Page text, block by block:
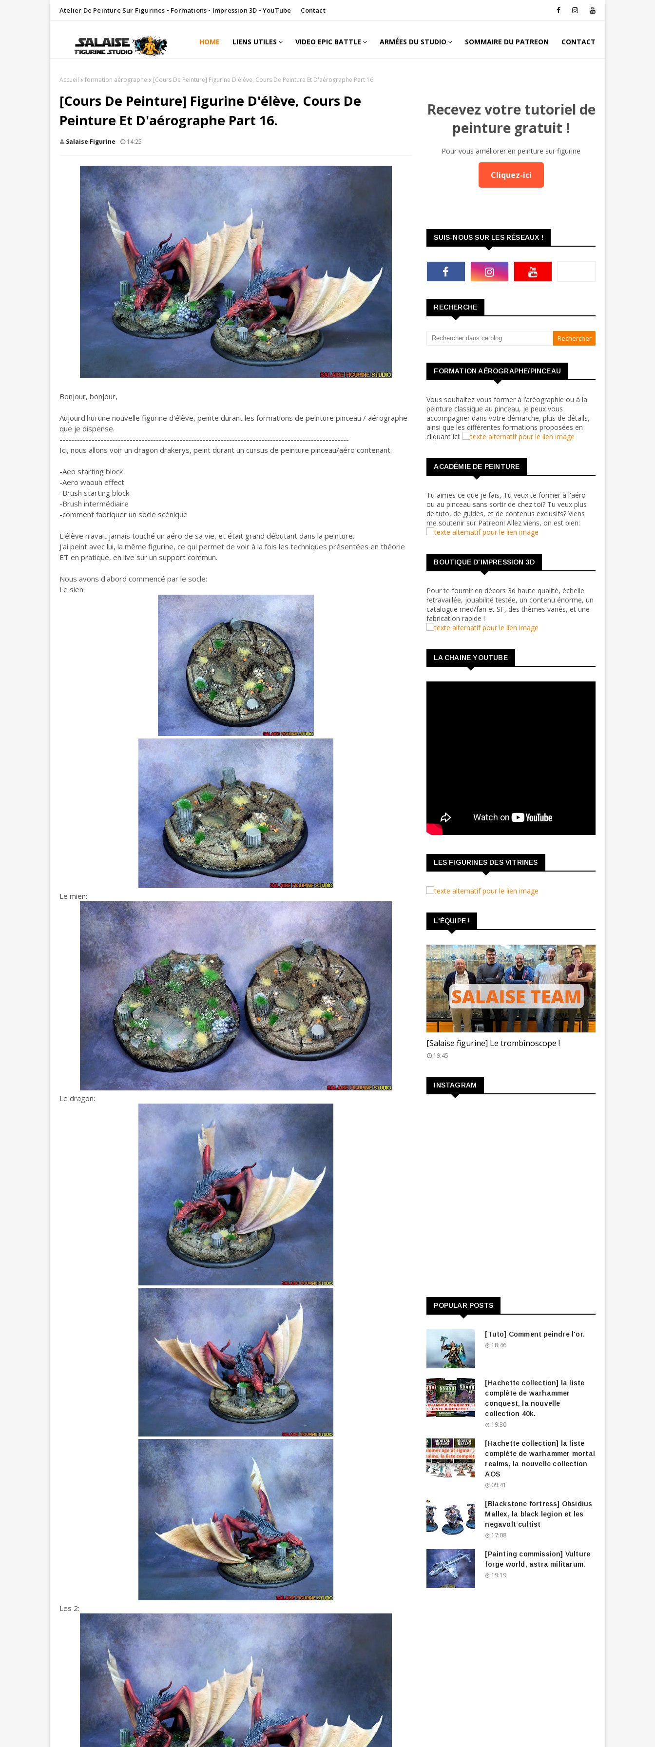
Atelier De Peinture Sur Figurines • Formations • Impression 3D • YouTube Contact
HOME LIENS UTILES VIDEO EPIC BATTLE ARMÉES DU STUDIO SOMMAIRE DU PATREON CONTACT
Accueil formation aérographe [Cours De Peinture] Figurine D'élève, Cours De Peinture Et D'aérographe Part 16.
[Cours De Peinture] Figurine D'élève, Cours De
Peinture Et D'aérographe Part 16.
Salaise Figurine 14:25
Bonjour, bonjour,
Aujourd'hui une nouvelle figurine d'élève, peinte durant les formations de peinture pinceau / aérographe
que je dispense.
---------------------------------------------------------------------------------------------------
Ici, nous allons voir un dragon drakerys, peint durant un cursus de peinture pinceau/aéro contenant:
-Aeo starting block
-Aero waouh effect
-Brush starting block
-Brush intermédiaire
-comment fabriquer un socle scénique
L'élève n'avait jamais touché un aéro de sa vie, et était grand débutant dans la peinture.
J'ai peint avec lui, la même figurine, ce qui permet de voir à la fois les techniques présentées en théorie
ET en pratique, en live sur un support commun.
Nous avons d'abord commencé par le socle:
Le sien:
Le mien:
Le dragon:
Les 2:
Recevez votre tutoriel de
peinture gratuit !
Pour vous améliorer en peinture sur figurine
Cliquez-ici
SUIS-NOUS SUR LES RÉSEAUX !
RECHERCHE
FORMATION AÉROGRAPHE/PINCEAU
Vous souhaitez vous former à l’aréographie ou à la
peinture classique au pinceau, je peux vous
accompagner dans votre démarche, plus de détails,
ainsi que les différentes formations proposées en
cliquant ici:
ACADÉMIE DE PEINTURE
Tu aimes ce que je fais, Tu veux te former à l'aéro
ou au pinceau sans sortir de chez toi? Tu veux plus
de tuto, de guides, et de contenus exclusifs? Viens
me soutenir sur Patreon! Allez viens, on est bien:
BOUTIQUE D'IMPRESSION 3D
Pour te fournir en décors 3d haute qualité, échelle
retravaillée, jouabilité testée, un contenu énorme, un
catalogue med/fan et SF, des thèmes variés, et une
fabrication rapide !
LA CHAINE YOUTUBE
LES FIGURINES DES VITRINES
L'ÉQUIPE !
[Salaise figurine] Le trombinoscope !
19:45
INSTAGRAM
POPULAR POSTS
[Tuto] Comment peindre l'or.
18:46
[Hachette collection] la liste
complète de warhammer
conquest, la nouvelle
collection 40k.
19:30
[Hachette collection] la liste
complète de warhammer mortal
realms, la nouvelle collection
AOS
09:41
[Blackstone fortress] Obsidius
Mallex, la black legion et les
negavolt cultist
17:08
[Painting commission] Vulture
forge world, astra militarum.
19:19